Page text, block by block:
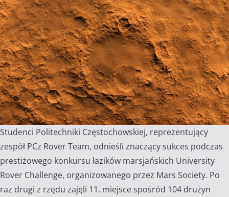
Studenci Politechniki Częstochowskiej, reprezentujący
zespół PCz Rover Team, odnieśli znaczący sukces podczas
prestiżowego konkursu łazików marsjańskich University
Rover Challenge, organizowanego przez Mars Society. Po
raz drugi z rzędu zajęli 11. miejsce spośród 104 drużyn